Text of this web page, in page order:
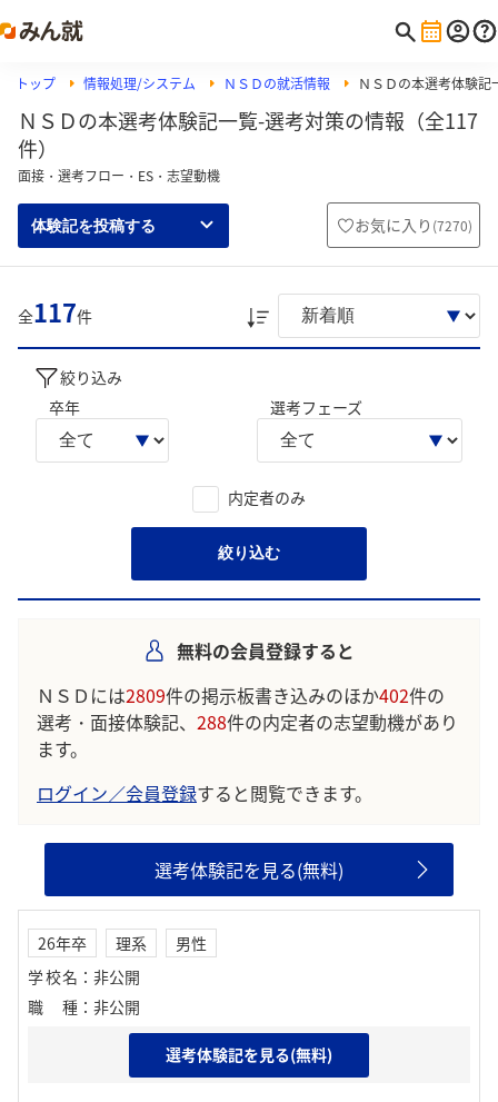
トップ 情報処理/システム ＮＳＤの就活情報 ＮＳＤの本選考体験記
ＮＳＤの本選考体験記一覧-選考対策の情報（全117
件）
面接・選考フロー・ES・志望動機
体験記を投稿する お気に入り (7270)
全117件
絞り込み
卒年
選考フェーズ
内定者のみ
絞り込む
無料の会員登録すると
ＮＳＤには2809件の掲示板書き込みのほか402件の
選考・面接体験記、 288件の内定者の志望動機があり
ます。
ログイン／会員登録すると閲覧できます。
選考体験記を見る(無料)
26年卒 理系
男性
学校名 ： 非公開
職種 ： 非公開
志望動機
選考体験記を見る(無料)